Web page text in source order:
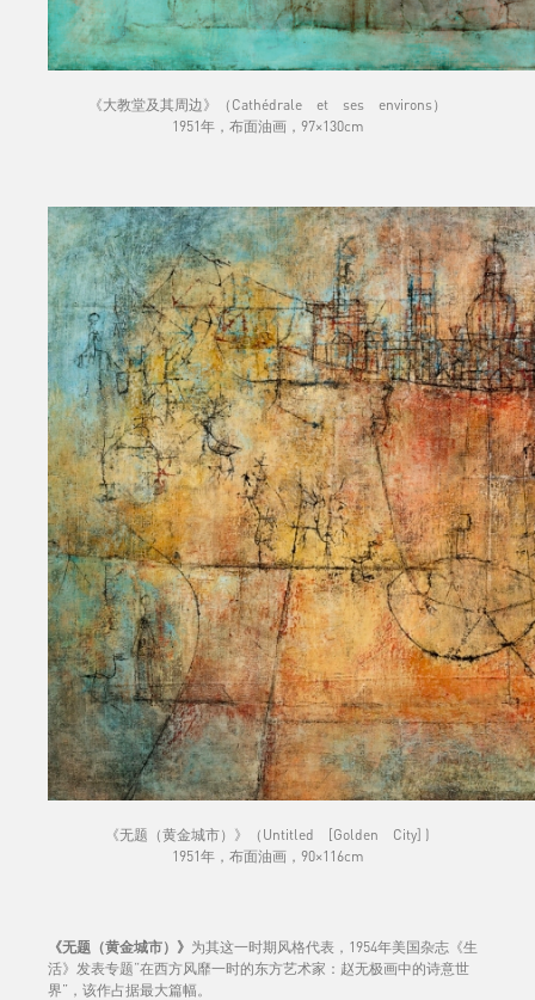
《大教堂及其周边》（Cathédrale et ses environs）
1951年，布面油画，97×130cm
《无题（黄金城市）》（Untitled [Golden City] )
1951年，布面油画，90×116cm
《无题（黄金城市）》 为其这一时期风格代表，1954年美国杂志《生
活》发表专题“在西方风靡一时的东方艺术家：赵无极画中的诗意世
界”，该作占据最大篇幅。